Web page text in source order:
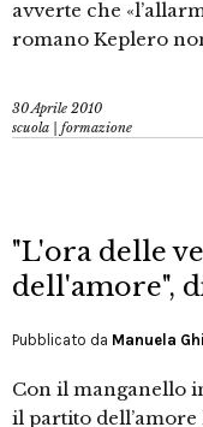
avverte che
romano Keplero
30 Aprile 2010
scuola | formazione
"L'ora delle
dell'amore",
Pubblicato da Manuela
Con il manganello
il partito